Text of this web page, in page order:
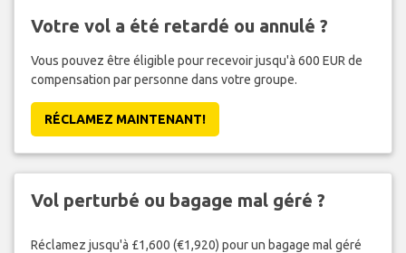
Votre vol a été retardé ou annulé ?
Vous pouvez être éligible pour recevoir jusqu'à 600 EUR de
compensation par personne dans votre groupe.
RÉCLAMEZ MAINTENANT!
Vol perturbé ou bagage mal géré ?
Réclamez jusqu'à £1,600 (€1,920) pour un bagage mal géré